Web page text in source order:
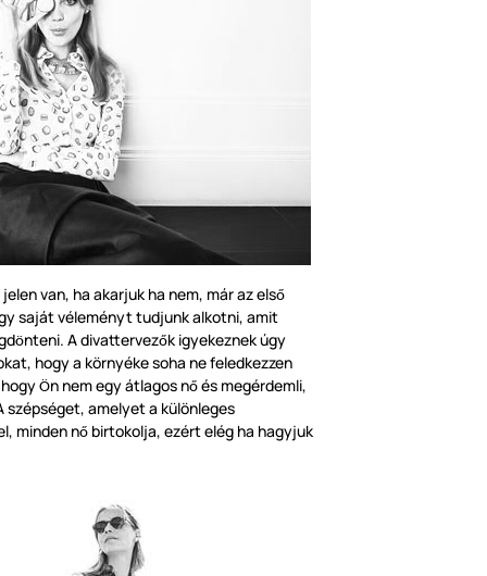
van, ha akarjuk ha nem, már az első
saját véleményt tudjunk alkotni, amit
önteni. A divattervezők igyekeznek úgy
hogy a környéke soha ne feledkezzen
Ön nem egy átlagos nő és megérdemli,
szépséget, amelyet a különleges
minden nő birtokolja, ezért elég ha hagyjuk